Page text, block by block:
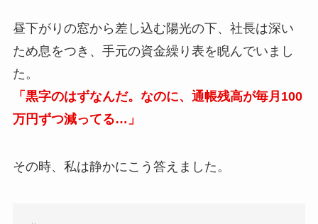
昼下がりの窓から差し込む陽光の下、社長は深い
ため息をつき、手元の資金繰り表を睨んでいまし
た。
「黒字のはずなんだ。なのに、通帳残高が毎月100
万円ずつ減ってる…」
その時、私は静かにこう答えました。